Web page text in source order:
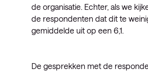
de organisatie. Echter, als we
de respondenten dat dit te
gemiddelde uit op een 6,1.
De gesprekken met de